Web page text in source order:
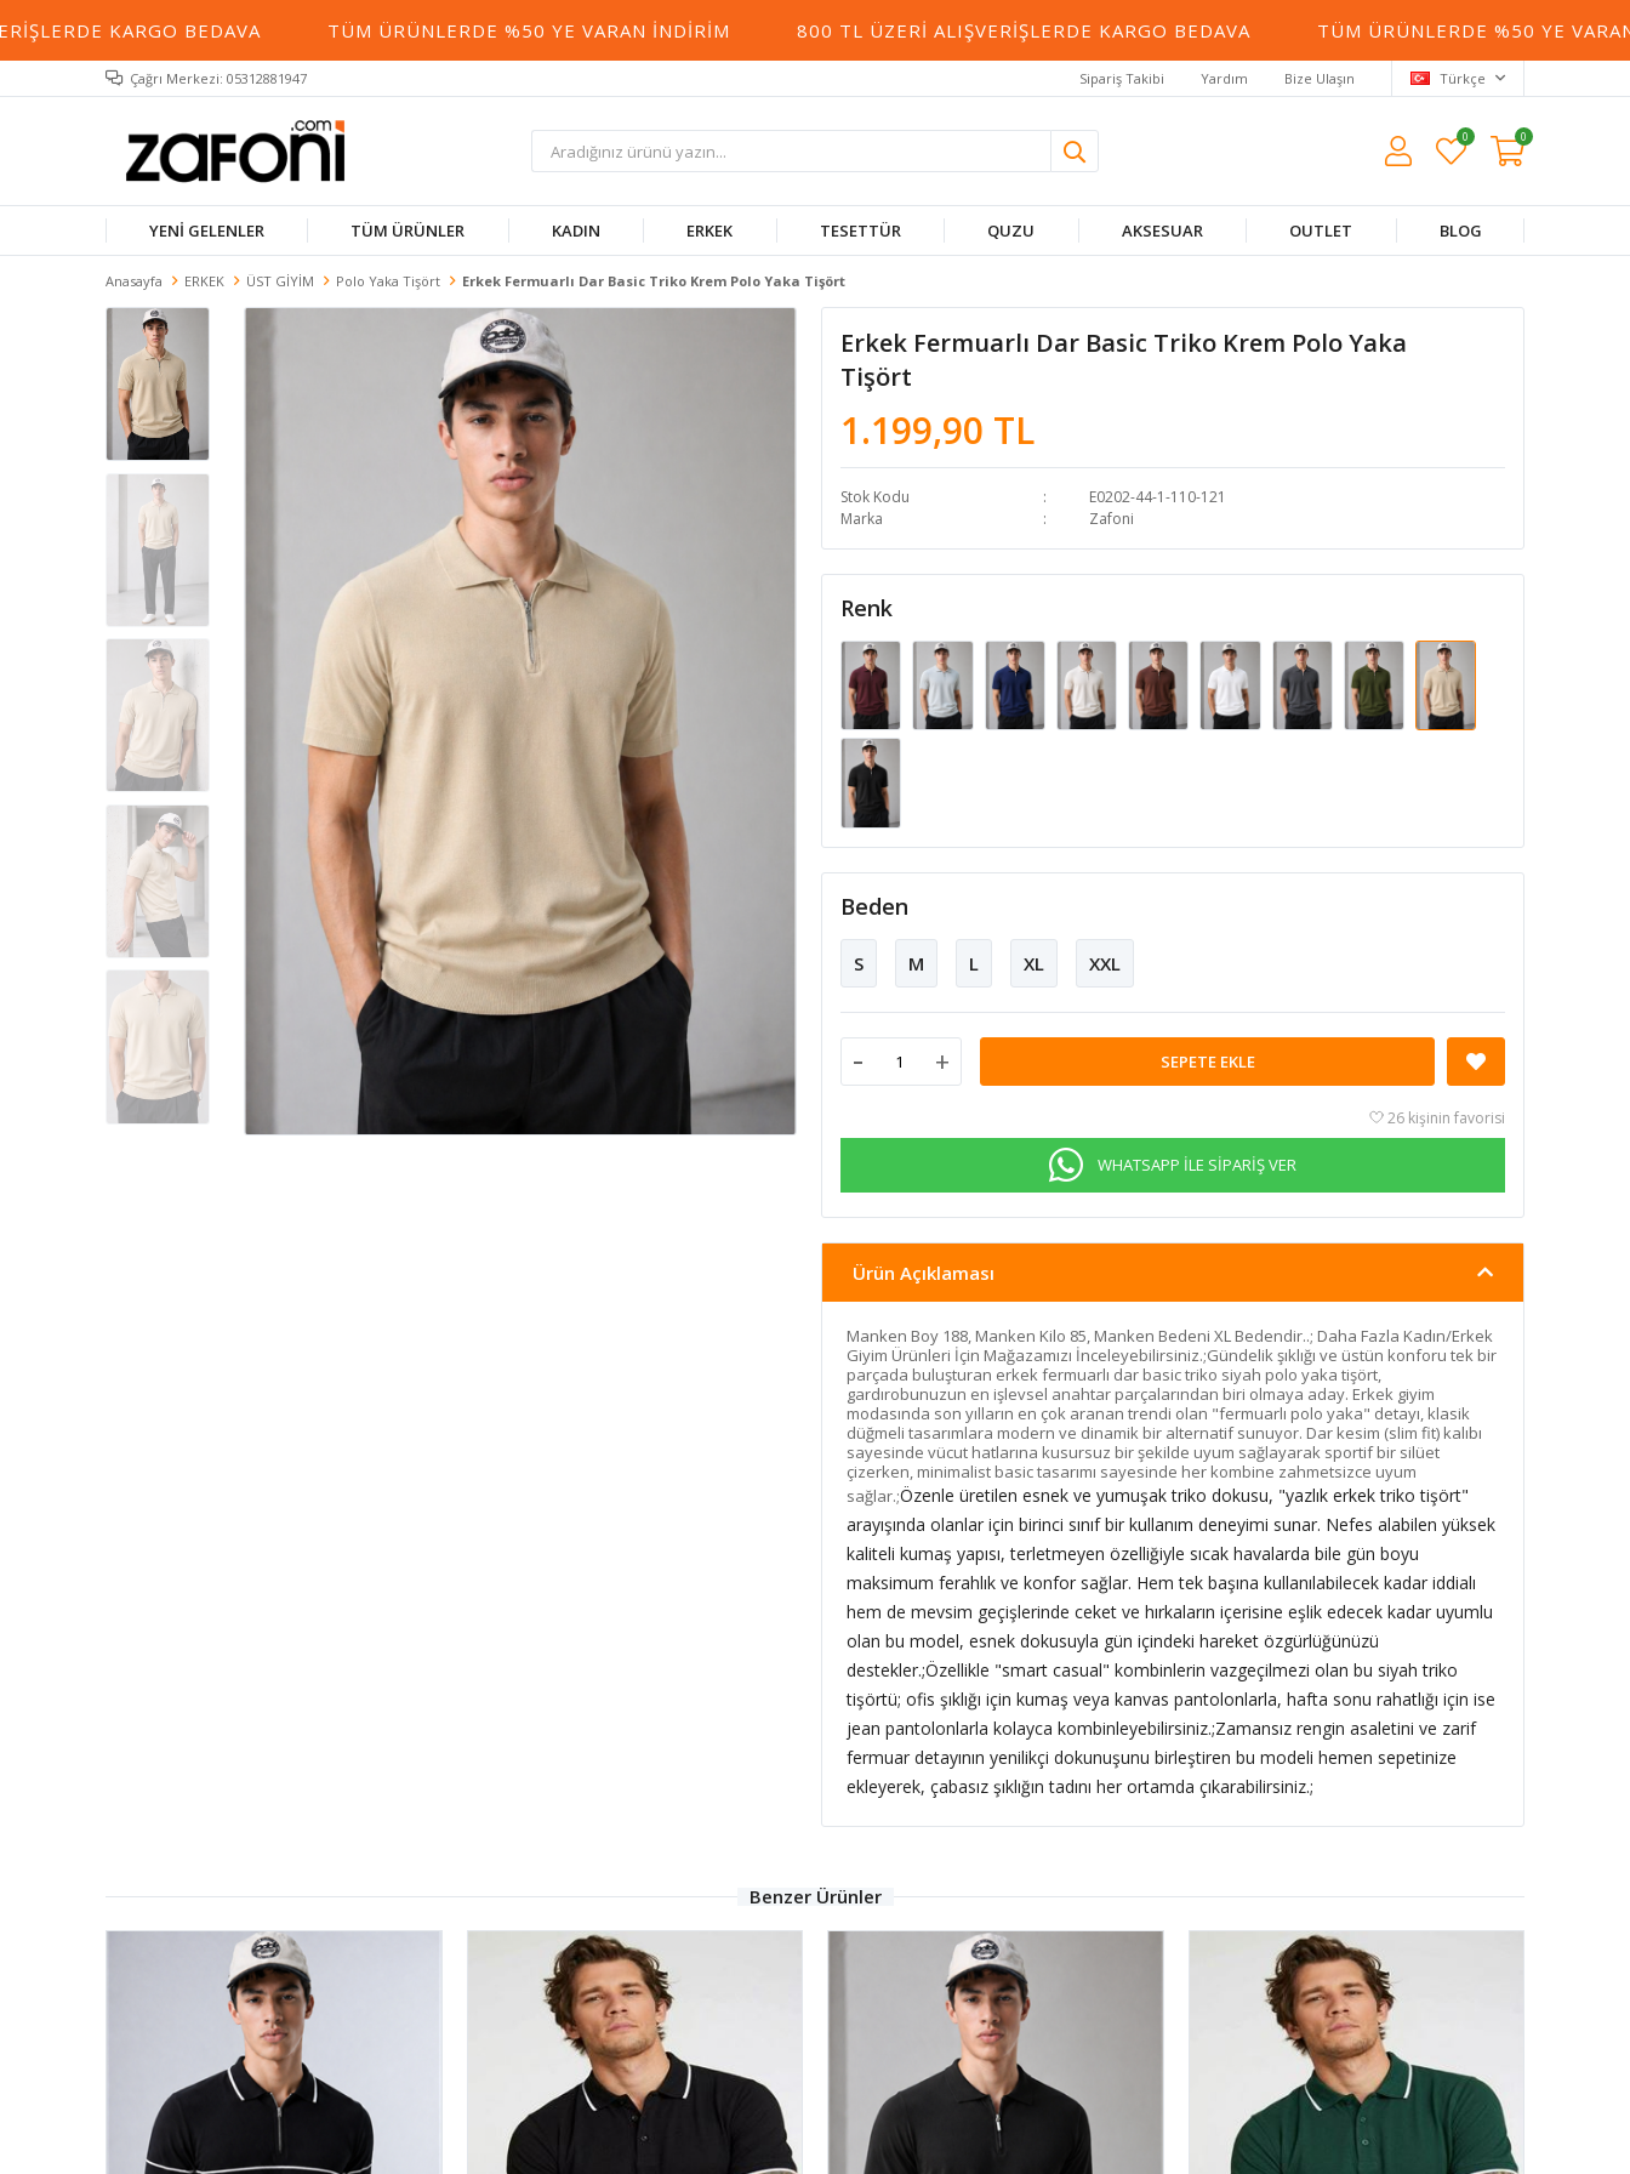
KARGO BEDAVA TÜM ÜRÜNLERDE %50 YE VARAN İNDIRIM 800 TL ÜZERI ALIŞVERIŞLERDE KARGO BEDAVA TÜM ÜRÜNLERDE %50 YE VARAN
Çağrı Merkezi: 05312881947 Sipariş Takibi Yardım Bize Ulaşın Türkçe
0 0
YENİ GELENLER TÜM ÜRÜNLER KADIN ERKEK TESETTÜR QUZU AKSESUAR OUTLET BLOG
Anasayfa ERKEK ÜST GİYİM Polo Yaka Tişört Erkek Fermuarlı Dar Basic Triko Krem Polo Yaka Tişört
Erkek Fermuarlı Dar Basic Triko Krem Polo Yaka
Tişört
1.199,90 TL
Stok Kodu
E0202-44-1-110-121
Marka
Zafoni
Renk
Beden
S M L XL XXL
- + SEPETE EKLE
26 kişinin favorisi
WHATSAPP İLE SİPARİŞ VER
Ürün Açıklaması
Manken Boy 188, Manken Kilo 85, Manken Bedeni XL Bedendir..; Daha Fazla Kadın/Erkek
Giyim Ürünleri İçin Mağazamızı İnceleyebilirsiniz.;Gündelik şıklığı ve üstün konforu tek bir
parçada buluşturan erkek fermuarlı dar basic triko siyah polo yaka tişört,
gardırobunuzun en işlevsel anahtar parçalarından biri olmaya aday. Erkek giyim
modasında son yılların en çok aranan trendi olan "fermuarlı polo yaka" detayı, klasik
düğmeli tasarımlara modern ve dinamik bir alternatif sunuyor. Dar kesim (slim fit) kalıbı
sayesinde vücut hatlarına kusursuz bir şekilde uyum sağlayarak sportif bir silüet
çizerken, minimalist basic tasarımı sayesinde her kombine zahmetsizce uyum
sağlar.;Özenle üretilen esnek ve yumuşak triko dokusu, "yazlık erkek triko tişört"
arayışında olanlar için birinci sınıf bir kullanım deneyimi sunar. Nefes alabilen yüksek
kaliteli kumaş yapısı, terletmeyen özelliğiyle sıcak havalarda bile gün boyu
maksimum ferahlık ve konfor sağlar. Hem tek başına kullanılabilecek kadar iddialı
hem de mevsim geçişlerinde ceket ve hırkaların içerisine eşlik edecek kadar uyumlu
olan bu model, esnek dokusuyla gün içindeki hareket özgürlüğünüzü
destekler.;Özellikle "smart casual" kombinlerin vazgeçilmezi olan bu siyah triko
tişörtü; ofis şıklığı için kumaş veya kanvas pantolonlarla, hafta sonu rahatlığı için ise
jean pantolonlarla kolayca kombinleyebilirsiniz.;Zamansız rengin asaletini ve zarif
fermuar detayının yenilikçi dokunuşunu birleştiren bu modeli hemen sepetinize
ekleyerek, çabasız şıklığın tadını her ortamda çıkarabilirsiniz.;
Benzer Ürünler